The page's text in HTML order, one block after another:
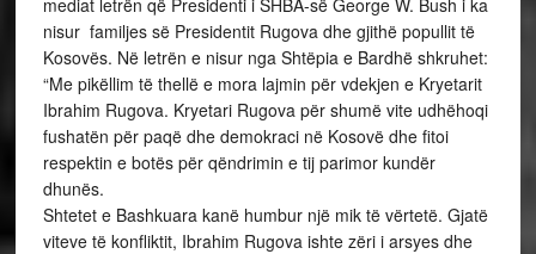
mediat letrën që Presidenti i SHBA-së George W. Bush i ka
nisur familjes së Presidentit Rugova dhe gjithë popullit të
Kosovës. Në letrën e nisur nga Shtëpia e Bardhë shkruhet:
“Me pikëllim të thellë e mora lajmin për vdekjen e Kryetarit
Ibrahim Rugova. Kryetari Rugova për shumë vite udhëhoqi
fushatën për paqë dhe demokraci në Kosovë dhe fitoi
respektin e botës për qëndrimin e tij parimor kundër
dhunës.
Shtetet e Bashkuara kanë humbur një mik të vërtetë. Gjatë
viteve të konfliktit, Ibrahim Rugova ishte zëri i arsyes dhe